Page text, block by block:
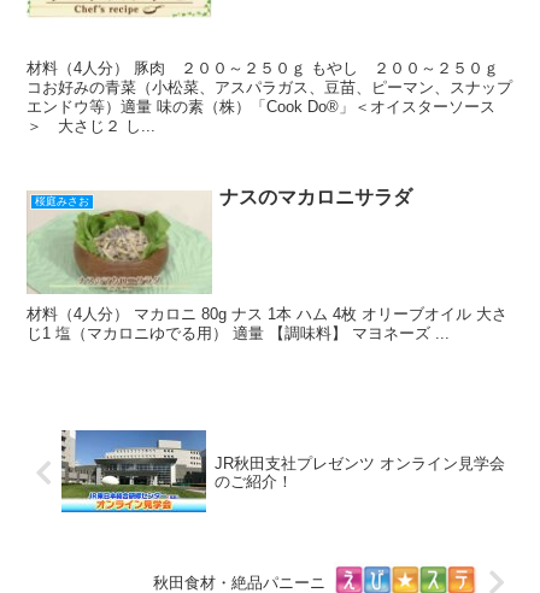
材料（4人分） 豚肉 ２００～２５０ｇ もやし ２００～２５０ｇ
コお好みの青菜（小松菜、アスパラガス、豆苗、ピーマン、スナップ
エンドウ等）適量 味の素（株）「Cook Do®」＜オイスターソース
＞ 大さじ２ し...
桜庭みさお ナスのマカロニサラダ
材料（4人分） マカロニ 80g ナス 1本 ハム 4枚 オリーブオイル 大さ
じ1 塩（マカロニゆでる用） 適量 【調味料】 マヨネーズ ...
JR秋田支社プレゼンツ オンライン見学会
のご紹介！
秋田食材・絶品パニーニ